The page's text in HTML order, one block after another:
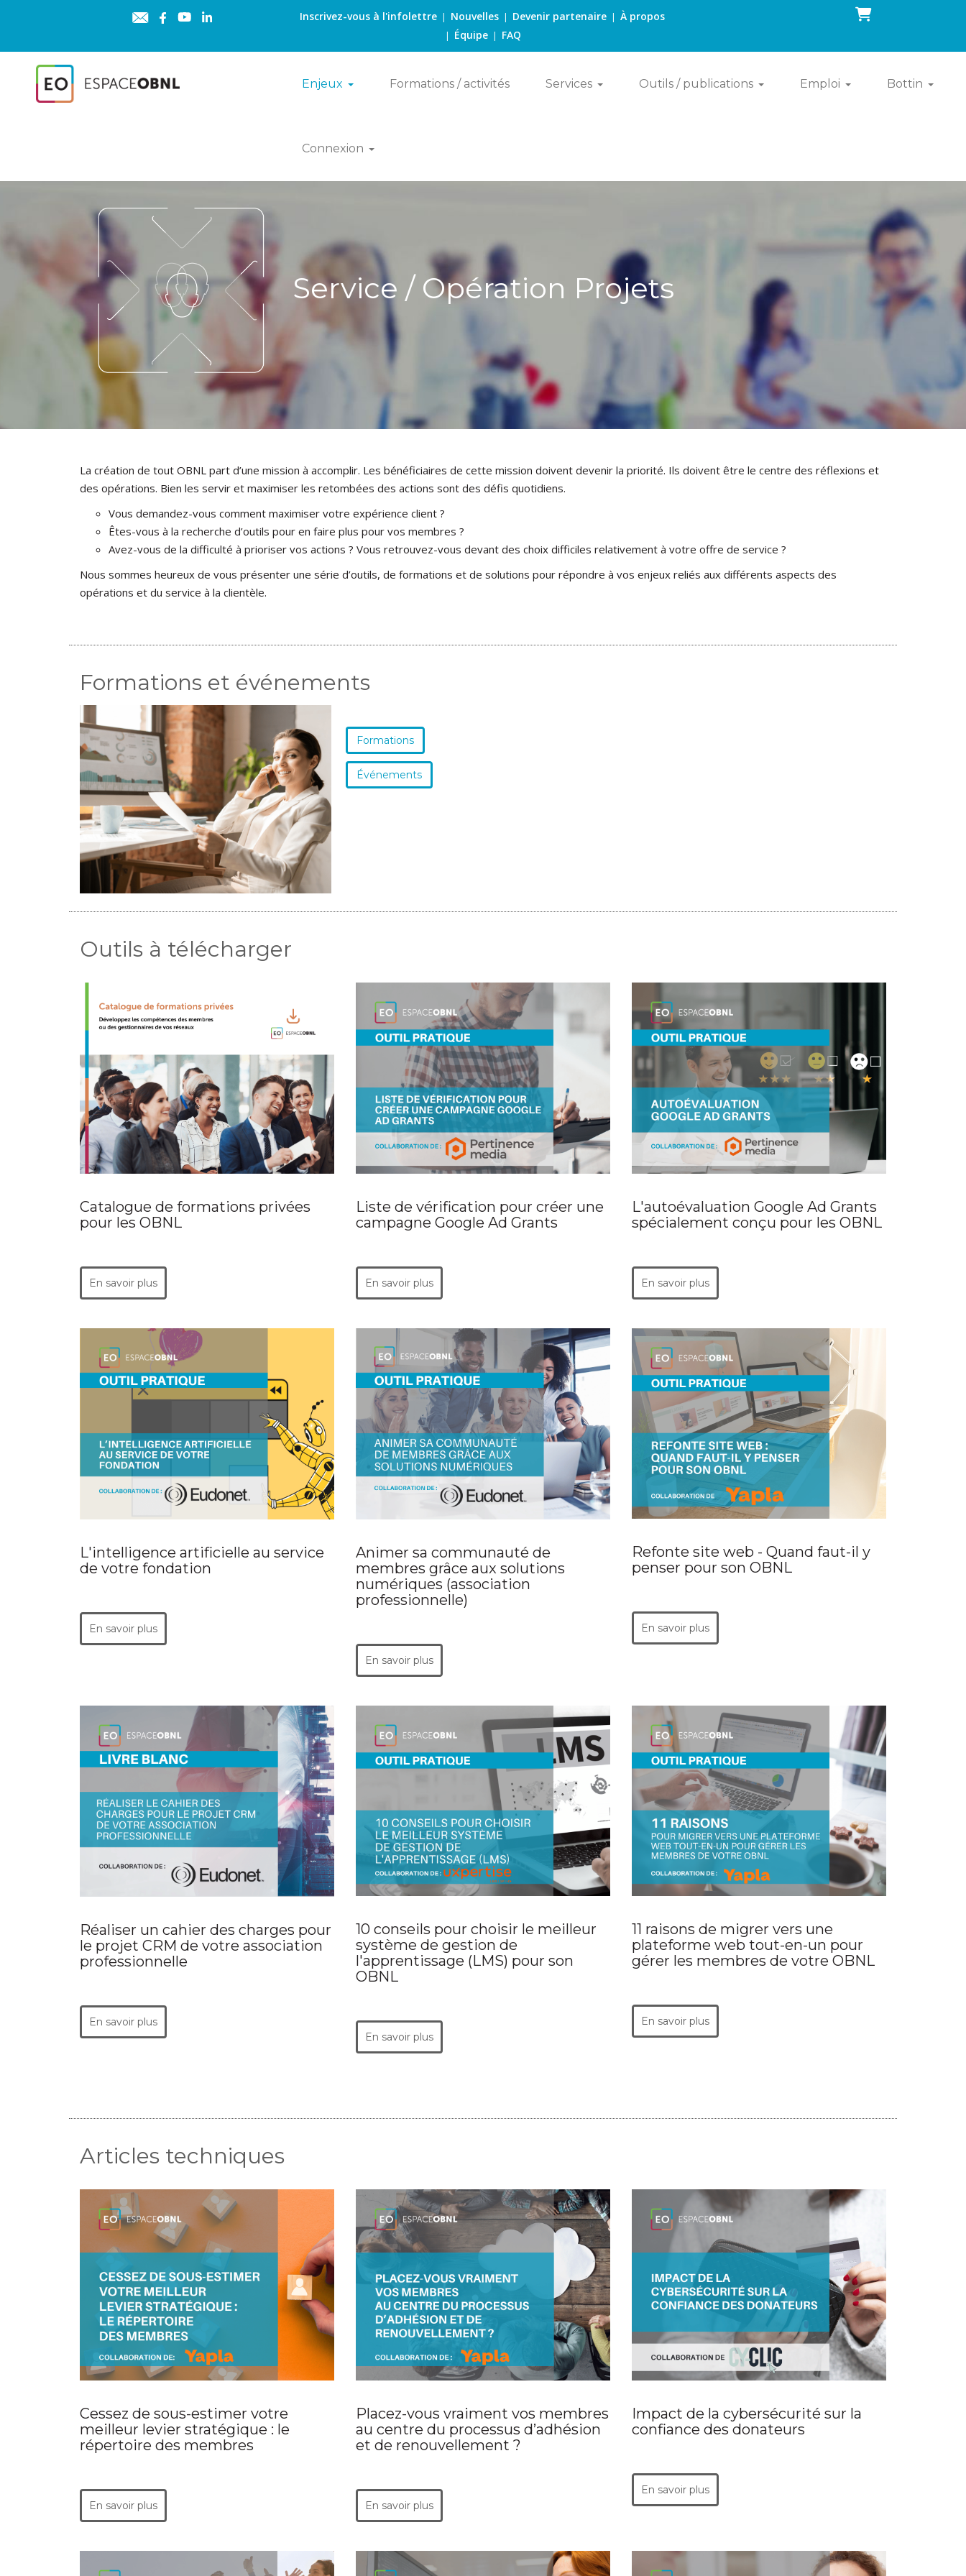
Inscrivez-vous à l'infolettre| Nouvelles| Devenir partenaire| À propos
| Équipe | FAQ
Panier
Enjeux Formations / activités Services Outils / publications Emploi Bottin
Connexion
Service / Opération Projets
La création de tout OBNL part d’une mission à accomplir. Les bénéficiaires de cette mission doivent devenir la priorité. Ils doivent être le centre des réflexions et
des opérations. Bien les servir et maximiser les retombées des actions sont des défis quotidiens.
Vous demandez-vous comment maximiser votre expérience client ?
Êtes-vous à la recherche d’outils pour en faire plus pour vos membres ?
Avez-vous de la difficulté à prioriser vos actions ? Vous retrouvez-vous devant des choix difficiles relativement à votre offre de service ?
Nous sommes heureux de vous présenter une série d’outils, de formations et de solutions pour répondre à vos enjeux reliés aux différents aspects des
opérations et du service à la clientèle.
Formations et événements
Formations
Événements
Outils à télécharger
Catalogue de formations privées
pour les OBNL
En savoir plus
Liste de vérification pour créer une
campagne Google Ad Grants
En savoir plus
L'autoévaluation Google Ad Grants
spécialement conçu pour les OBNL
En savoir plus
L'intelligence artificielle au service
de votre fondation
En savoir plus
Animer sa communauté de
membres grâce aux solutions
numériques (association
professionnelle)
En savoir plus
Refonte site web - Quand faut-il y
penser pour son OBNL
En savoir plus
Réaliser un cahier des charges pour
le projet CRM de votre association
professionnelle
En savoir plus
10 conseils pour choisir le meilleur
système de gestion de
l'apprentissage (LMS) pour son
OBNL
En savoir plus
11 raisons de migrer vers une
plateforme web tout-en-un pour
gérer les membres de votre OBNL
En savoir plus
Articles techniques
Cessez de sous-estimer votre
meilleur levier stratégique : le
répertoire des membres
En savoir plus
Placez-vous vraiment vos membres
au centre du processus d’adhésion
et de renouvellement ?
En savoir plus
Impact de la cybersécurité sur la
confiance des donateurs
En savoir plus